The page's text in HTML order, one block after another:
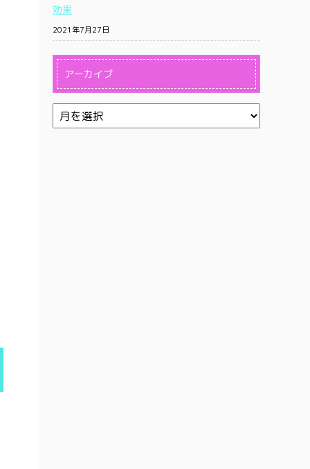
効果
2021年7月27日
アーカイブ